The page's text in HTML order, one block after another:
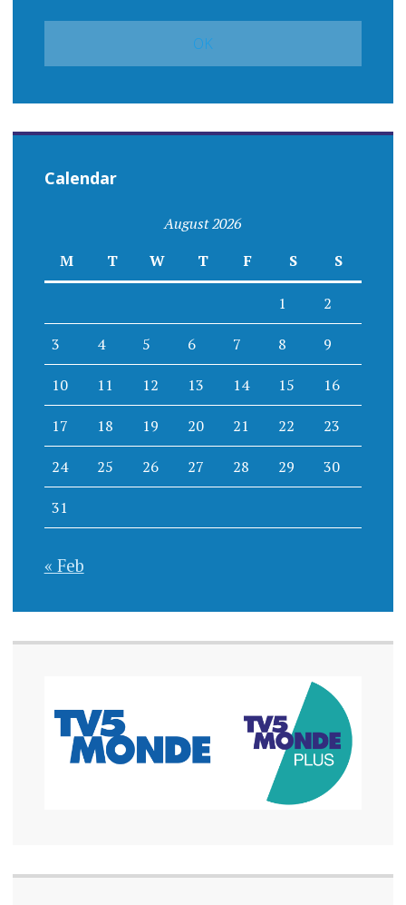
Calendar
August 2026
M
T W T F S S
1 2
3 4 5 6 7 8 9
10 11 12 13 14 15 16
17 18 19 20 21 22 23
24 25 26 27 28 29 30
31
« Feb